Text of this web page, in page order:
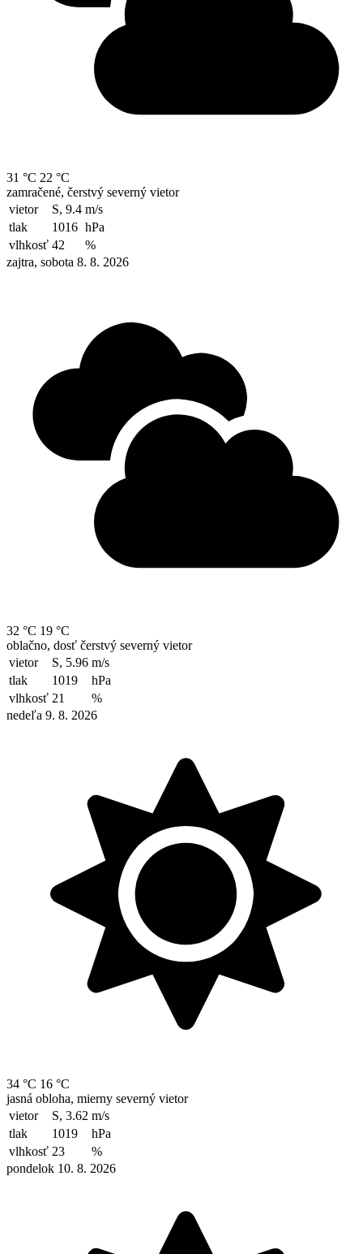
31 °C 22 °C
zamračené, čerstvý severný vietor
vietor
S, 9.4 m/s
tlak
1016 hPa
vlhkosť 42
%
zajtra, sobota 8. 8. 2026
32 °C 19 °C
oblačno, dosť čerstvý severný vietor
vietor
S, 5.96 m/s
tlak
1019
hPa
vlhkosť 21
%
nedeľa 9. 8. 2026
34 °C 16 °C
jasná obloha, mierny severný vietor
vietor
S, 3.62 m/s
tlak
1019
hPa
vlhkosť 23
%
pondelok 10. 8. 2026